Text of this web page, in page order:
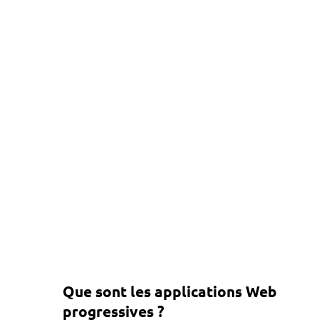
Que sont les applications Web
progressives ?